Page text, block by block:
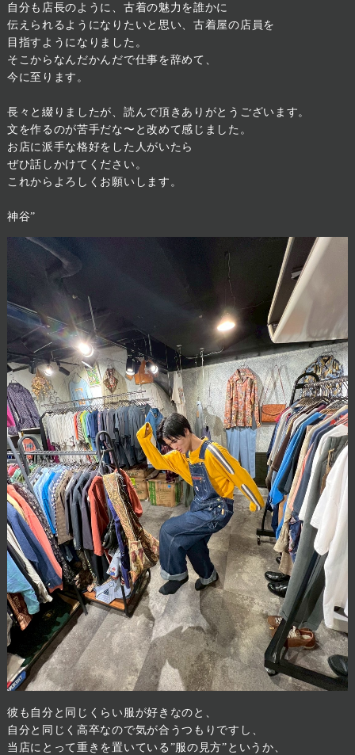
自分も店長のように、古着の魅力を誰かに
伝えられるようになりたいと思い、古着屋の店員を
目指すようになりました。
そこからなんだかんだで仕事を辞めて、
今に至ります。
長々と綴りましたが、読んで頂きありがとうございます。
文を作るのが苦手だな〜と改めて感じました。
お店に派手な格好をした人がいたら
ぜひ話しかけてください。
これからよろしくお願いします。
神谷”
彼も自分と同じくらい服が好きなのと、
自分と同じく高卒なので気が合うつもりですし、
当店にとって重きを置いている”服の見方”というか、